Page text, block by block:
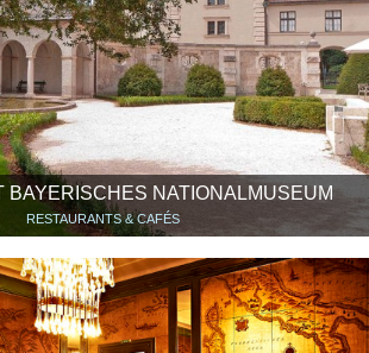
BAYERISCHES NATIONALMUSEUM
RESTAURANTS & CAFÉS